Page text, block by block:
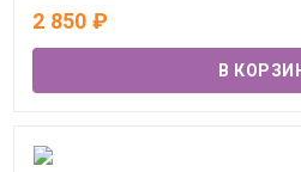
2 850 ₽